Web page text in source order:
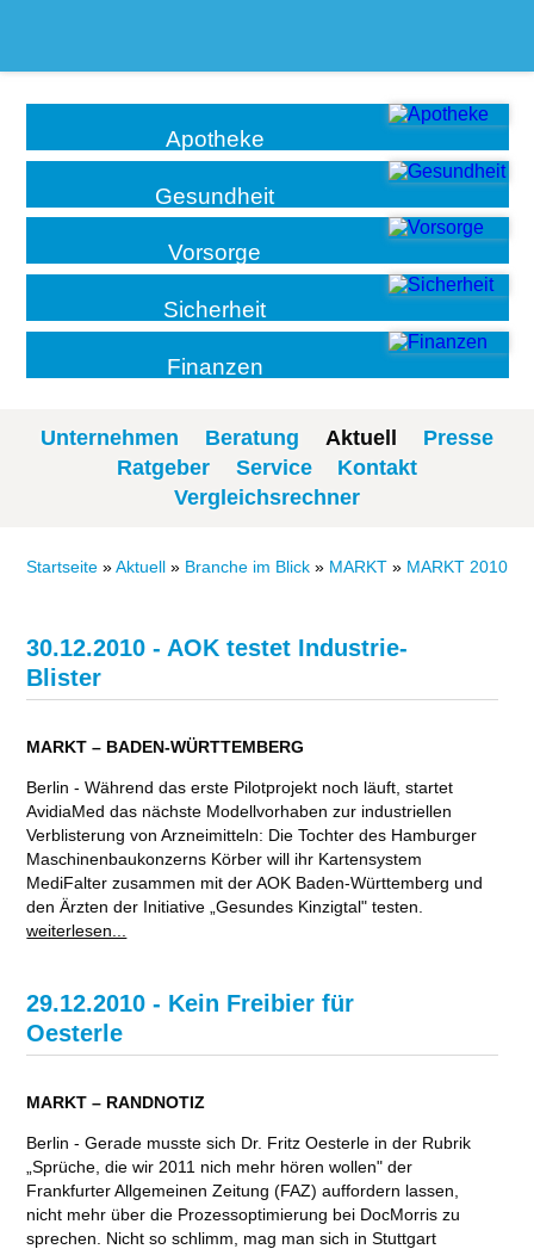
Apotheke
Gesundheit
Vorsorge
Sicherheit
Finanzen
Unternehmen Beratung Aktuell
Presse
Ratgeber
Service
Kontakt
Vergleichsrechner
Startseite »Aktuell » Branche im Blick » MARKT » MARKT 2010
30.12.2010 - AOK testet Industrie-
Blister
MARKT – BADEN-WÜRTTEMBERG
Berlin - Während das erste Pilotprojekt noch läuft, startet
AvidiaMed das nächste Modellvorhaben zur industriellen
Verblisterung von Arzneimitteln: Die Tochter des Hamburger
Maschinenbaukonzerns Körber will ihr Kartensystem
MediFalter zusammen mit der AOK Baden-Württemberg und
den Ärzten der Initiative „Gesundes Kinzigtal" testen.
weiterlesen...
29.12.2010 - Kein Freibier für
Oesterle
MARKT – RANDNOTIZ
Berlin - Gerade musste sich Dr. Fritz Oesterle in der Rubrik
„Sprüche, die wir 2011 nich mehr hören wollen" der
Frankfurter Allgemeinen Zeitung (FAZ) auffordern lassen,
nicht mehr über die Prozessoptimierung bei DocMorris zu
sprechen. Nicht so schlimm, mag man sich in Stuttgart